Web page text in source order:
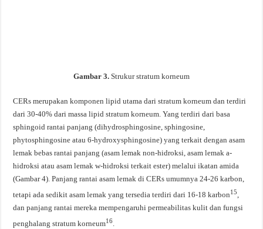
Gambar 3.Strukur stratum korneum
CERs merupakan komponen lipid utama dari stratum korneum dan terdiri
dari 30-40% dari massa lipid stratum korneum. Yang terdiri dari basa
sphingoid rantai panjang (dihydrosphingosine, sphingosine,
phytosphingosine atau 6-hydroxysphingosine) yang terkait dengan asam
lemak bebas rantai panjang (asam lemak non-hidroksi, asam lemak a-
hidroksi atau asam lemak w-hidroksi terkait ester) melalui ikatan amida
(Gambar 4). Panjang rantai asam lemak di CERs umumnya 24-26 karbon,
tetapi ada sedikit asam lemak yang tersedia terdiri dari 16-18 karbon15,
dan panjang rantai mereka mempengaruhi permeabilitas kulit dan fungsi
penghalang stratum korneum16.